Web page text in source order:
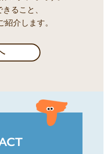
ること、
紹介します。